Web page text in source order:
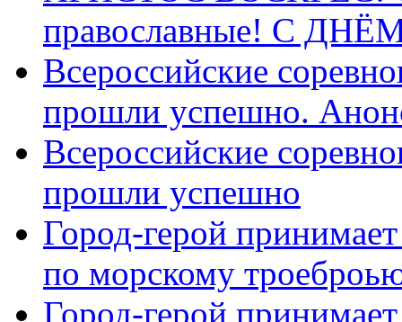
православные! C
Всероссийские
прошли успешно.
Всероссийские
прошли успешно
Город-герой
по морскому
Город-герой